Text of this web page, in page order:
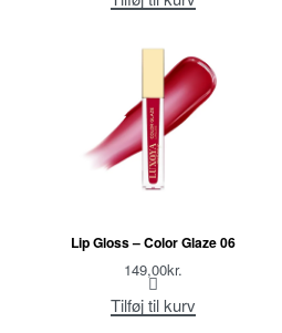
Lip Gloss – Color Glaze 06
149,00kr.
Tilføj til kurv